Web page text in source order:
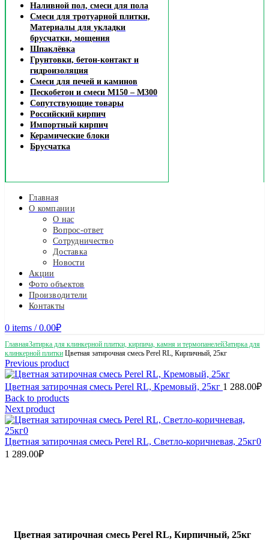
Наливной пол, смеси для пола
Смеси для тротуарной плитки,
Материалы для укладки
брусчатки, мощения
Шпаклёвка
Грунтовки, бетон-контакт и
гидроизоляция
Смеси для печей и каминов
Пескобетон и смеси М150 – М300
Сопутствующие товары
Российский кирпич
Импортный кирпич
Керамические блоки
Брусчатка
Главная
О компании
О нас
Вопрос-ответ
Сотрудничество
Доставка
Новости
Акции
Фото объектов
Производители
Контакты
0 items / 0.00₽
ГлавнаяЗатирка для клинкерной плитки, кирпича, камня и термопанелейЗатирка для
клинкерной плитки Цветная затирочная смесь Perel RL, Кирпичный, 25кг
Previous product
Цветная затирочная смесь Perel RL, Кремовый, 25кг 1 288.00₽
Back to products
Next product
Цветная затирочная смесь Perel RL, Светло-коричневая, 25кг0
1 289.00₽
Цветная затирочная смесь Perel RL, Кирпичный, 25кг